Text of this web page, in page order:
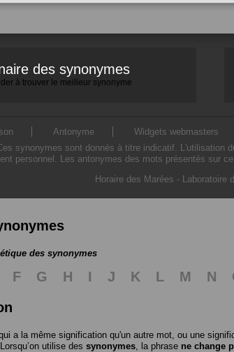
des synonymes
à trouver le meilleur synonyme
Antonyme Widgets webmasters
synonymes sont donnés à titre indicatif. L'utilisation
personnel. Les antonymes des mots présentés sur
Horaire des Marées - Laboratoire
des synonymes
F G H I J K L M N
a la même signification qu'un autre mot, ou une
. Lorsqu’on utilise des synonymes , la phrase ne change